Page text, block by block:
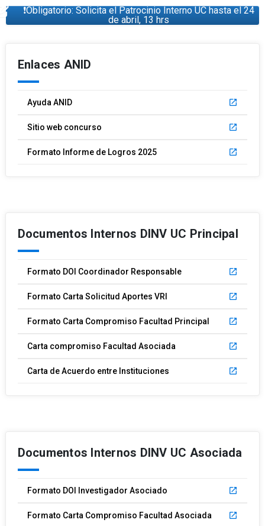
❗Obligatorio: Solicita el Patrocinio Interno UC hasta el 24
de abril, 13 hrs
Enlaces ANID
Ayuda ANID launch
Sitio web concurso launch
Formato Informe de Logros 2025 launch
Documentos Internos DINV UC Principal
Formato DOI Coordinador Responsable launch
Formato Carta Solicitud Aportes VRI launch
Formato Carta Compromiso Facultad Principal launch
Carta compromiso Facultad Asociada launch
Carta de Acuerdo entre Instituciones launch
Documentos Internos DINV UC Asociada
Formato DOI Investigador Asociado launch
Formato Carta Compromiso Facultad Asociada launch